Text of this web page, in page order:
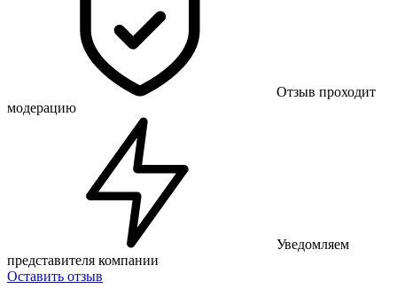
Отзыв проходит
модерацию
Уведомляем
представителя компании
Оставить отзыв